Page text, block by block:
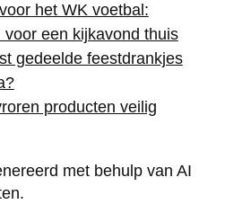
het WK voetbal:
een kijkavond thuis
gedeelde feestdrankjes
producten veilig
met behulp van AI